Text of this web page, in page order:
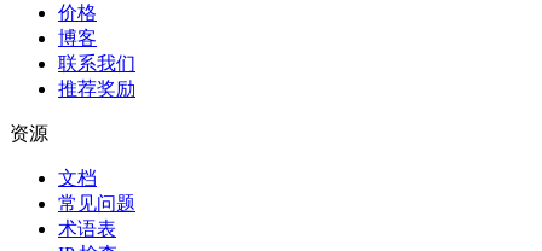
价格
博客
联系我们
推荐奖励
资源
文档
常见问题
术语表